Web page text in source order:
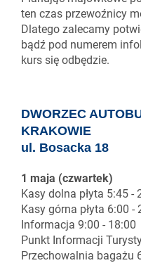
ten czas przewoźnicy
Dlatego zalecamy
bądź pod numerem
kurs się odbędzie.
DWORZEC
KRAKOWIE
ul. Bosacka 18
1 maja (czwartek)
Kasy dolna płyta 5:45 -
Kasy górna płyta 6:00 -
Informacja 9:00 - 18:00
Punkt Informacji
Przechowalnia bagażu